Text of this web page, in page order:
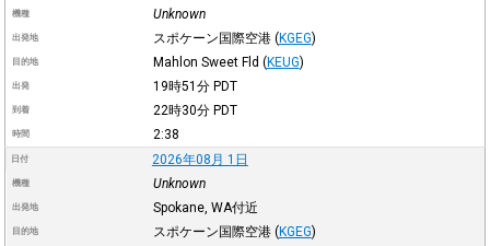
機種 Unknown
出発地 スポケーン国際空港 (KGEG)
目的地 Mahlon Sweet Fld (KEUG)
出発 19時51分 PDT
到着 22時30分 PDT
時間 2:38
日付 2026年08月 1日
機種 Unknown
出発地 Spokane, WA付近
目的地 スポケーン国際空港 (KGEG)